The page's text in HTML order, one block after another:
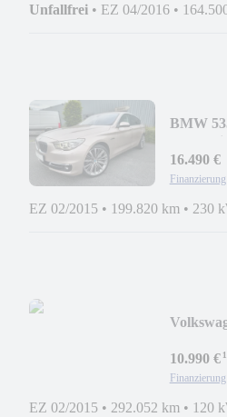
Unfallfrei • EZ 04/2016 •
BMW
16.490 €
EZ 02/2015 • 199.820 km • 230
10.990 €¹
EZ 02/2015 • 292.052 km • 120